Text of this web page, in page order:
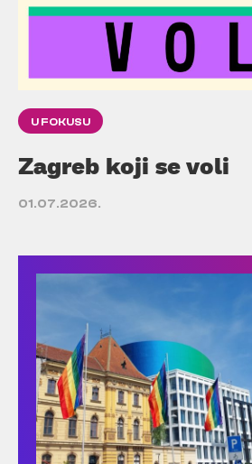
U FOKUSU
Zagreb koji se voli
01.07.2026.